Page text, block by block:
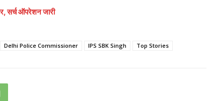
सर्च ऑपरेशन जारी
Delhi Police Commissioner IPS SBK Singh Top Stories